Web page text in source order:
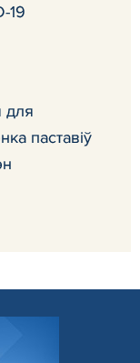
19
для
паставіў